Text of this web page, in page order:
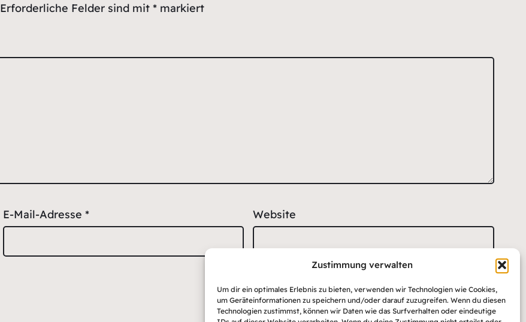
Zustimmung verwalten
Um dir ein optimales Erlebnis zu bieten, verwenden wir Technologien wie Cookies,
um Geräteinformationen zu speichern und/oder darauf zuzugreifen. Wenn du diesen
Technologien zustimmst, können wir Daten wie das Surfverhalten oder eindeutige
Erforderliche Felder sind mit *markiert
E-Mail-Adresse * Website